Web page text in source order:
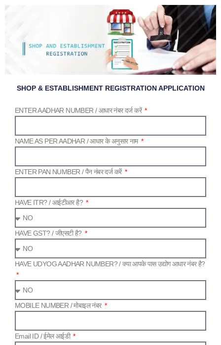
Skip
SHOP & ESTABLISHMENT REGISTRATION APPLICATION
ENTER AADHAR NUMBER /​ आधार नंबर दर्ज करें
NAME AS PER AADHAR /​ आधार के अनुसार नाम
ENTER PAN NUMBER /​ पैन नंबर दर्ज करें
HAVE ITR? /​ आईटीआर है?
HAVE GST? /​ जीएसटी है?
HAVE UDYOG AADHAR NUMBER? /​ क्या आपके पास उद्योग आधार नंबर है?
MOBILE NUMBER /​ मोबाइल नंबर
Email ID /​ ईमेल आईडी